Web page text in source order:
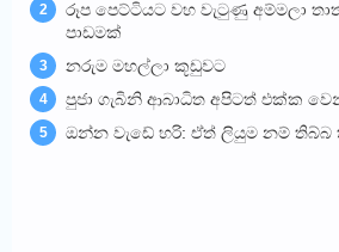
2
රූප පෙට්ටියට වහ වැටුණු අම්මලා
පාඩමක්
3 නරුම මහල්ලා කූඩුවට
4 පුජා ගැබිනි ආබාධිත අපිටත් එක්ක
5 ඔන්න වැඩේ හරි: ඒත් ලියුම නම් තිබ්බ